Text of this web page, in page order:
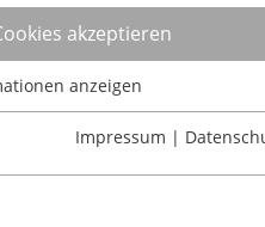
akzeptieren
grundlegende Funktionen der
anzeigen
Impressum |